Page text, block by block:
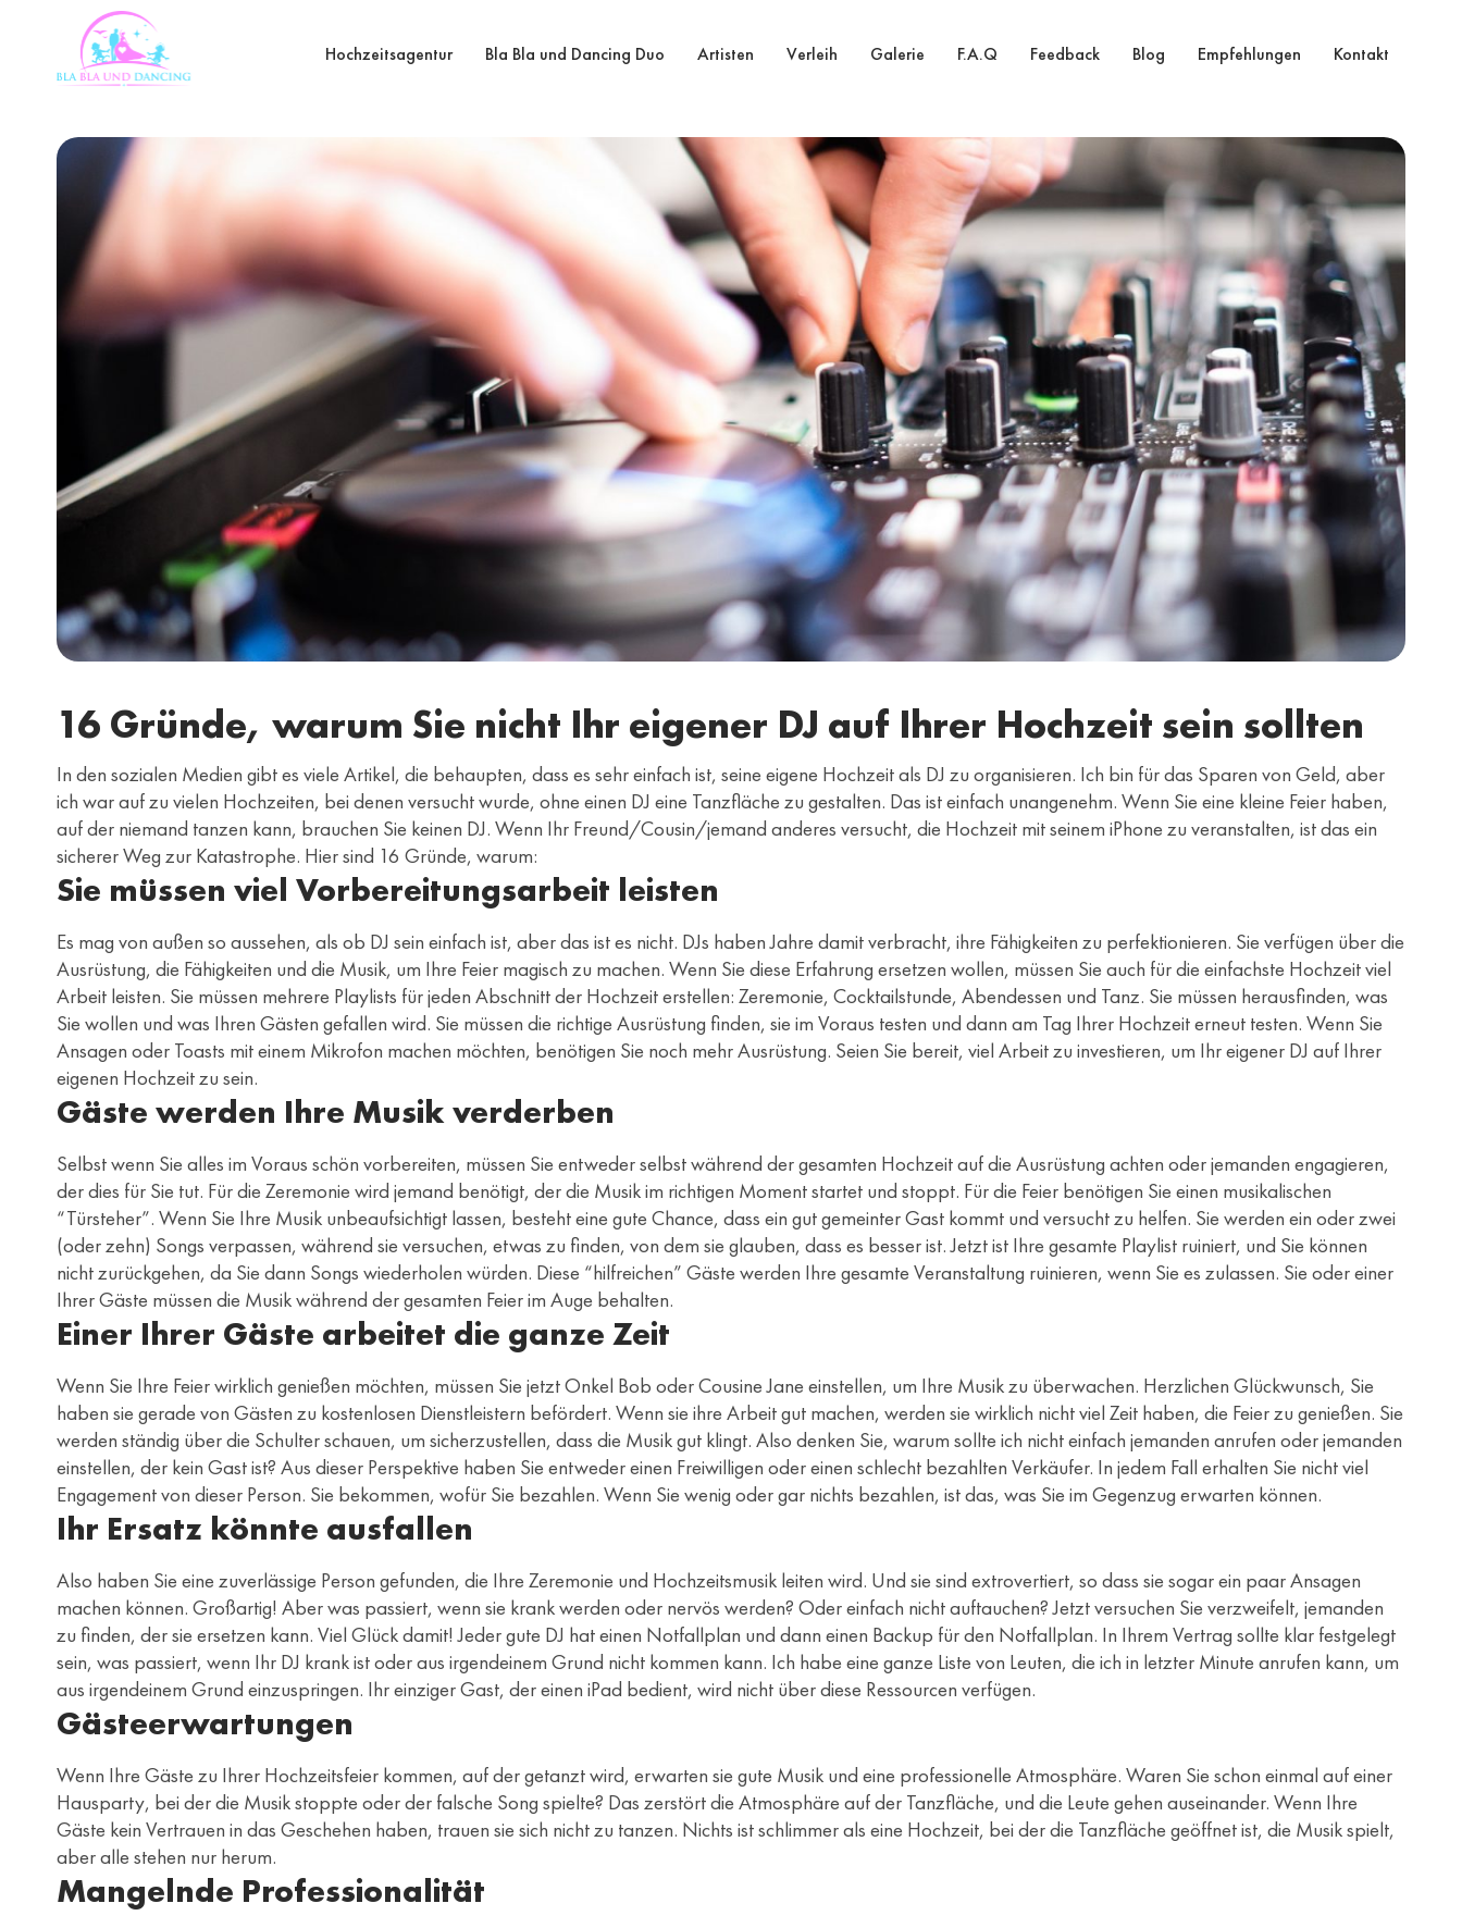
Hochzeitsagentur Bla Bla und Dancing Duo Artisten Verleih Galerie F.A.Q Feedback Blog Empfehlungen Kontakt
16 Gründe, warum Sie nicht Ihr eigener DJ auf Ihrer Hochzeit sein sollten
In den sozialen Medien gibt es viele Artikel, die behaupten, dass es sehr einfach ist, seine eigene Hochzeit als DJ zu organisieren. Ich bin für das Sparen von Geld, aber
ich war auf zu vielen Hochzeiten, bei denen versucht wurde, ohne einen DJ eine Tanzfläche zu gestalten. Das ist einfach unangenehm. Wenn Sie eine kleine Feier haben,
auf der niemand tanzen kann, brauchen Sie keinen DJ. Wenn Ihr Freund/Cousin/jemand anderes versucht, die Hochzeit mit seinem iPhone zu veranstalten, ist das ein
sicherer Weg zur Katastrophe. Hier sind 16 Gründe, warum:
Sie müssen viel Vorbereitungsarbeit leisten
Es mag von außen so aussehen, als ob DJ sein einfach ist, aber das ist es nicht. DJs haben Jahre damit verbracht, ihre Fähigkeiten zu perfektionieren. Sie verfügen über die
Ausrüstung, die Fähigkeiten und die Musik, um Ihre Feier magisch zu machen. Wenn Sie diese Erfahrung ersetzen wollen, müssen Sie auch für die einfachste Hochzeit viel
Arbeit leisten. Sie müssen mehrere Playlists für jeden Abschnitt der Hochzeit erstellen: Zeremonie, Cocktailstunde, Abendessen und Tanz. Sie müssen herausfinden, was
Sie wollen und was Ihren Gästen gefallen wird. Sie müssen die richtige Ausrüstung finden, sie im Voraus testen und dann am Tag Ihrer Hochzeit erneut testen. Wenn Sie
Ansagen oder Toasts mit einem Mikrofon machen möchten, benötigen Sie noch mehr Ausrüstung. Seien Sie bereit, viel Arbeit zu investieren, um Ihr eigener DJ auf Ihrer
eigenen Hochzeit zu sein.
Gäste werden Ihre Musik verderben
Selbst wenn Sie alles im Voraus schön vorbereiten, müssen Sie entweder selbst während der gesamten Hochzeit auf die Ausrüstung achten oder jemanden engagieren,
der dies für Sie tut. Für die Zeremonie wird jemand benötigt, der die Musik im richtigen Moment startet und stoppt. Für die Feier benötigen Sie einen musikalischen
“Türsteher”. Wenn Sie Ihre Musik unbeaufsichtigt lassen, besteht eine gute Chance, dass ein gut gemeinter Gast kommt und versucht zu helfen. Sie werden ein oder zwei
(oder zehn) Songs verpassen, während sie versuchen, etwas zu finden, von dem sie glauben, dass es besser ist. Jetzt ist Ihre gesamte Playlist ruiniert, und Sie können
nicht zurückgehen, da Sie dann Songs wiederholen würden. Diese “hilfreichen” Gäste werden Ihre gesamte Veranstaltung ruinieren, wenn Sie es zulassen. Sie oder einer
Ihrer Gäste müssen die Musik während der gesamten Feier im Auge behalten.
Einer Ihrer Gäste arbeitet die ganze Zeit
Wenn Sie Ihre Feier wirklich genießen möchten, müssen Sie jetzt Onkel Bob oder Cousine Jane einstellen, um Ihre Musik zu überwachen. Herzlichen Glückwunsch, Sie
haben sie gerade von Gästen zu kostenlosen Dienstleistern befördert. Wenn sie ihre Arbeit gut machen, werden sie wirklich nicht viel Zeit haben, die Feier zu genießen. Sie
werden ständig über die Schulter schauen, um sicherzustellen, dass die Musik gut klingt. Also denken Sie, warum sollte ich nicht einfach jemanden anrufen oder jemanden
einstellen, der kein Gast ist? Aus dieser Perspektive haben Sie entweder einen Freiwilligen oder einen schlecht bezahlten Verkäufer. In jedem Fall erhalten Sie nicht viel
Engagement von dieser Person. Sie bekommen, wofür Sie bezahlen. Wenn Sie wenig oder gar nichts bezahlen, ist das, was Sie im Gegenzug erwarten können.
Ihr Ersatz könnte ausfallen
Also haben Sie eine zuverlässige Person gefunden, die Ihre Zeremonie und Hochzeitsmusik leiten wird. Und sie sind extrovertiert, so dass sie sogar ein paar Ansagen
machen können. Großartig! Aber was passiert, wenn sie krank werden oder nervös werden? Oder einfach nicht auftauchen? Jetzt versuchen Sie verzweifelt, jemanden
zu finden, der sie ersetzen kann. Viel Glück damit! Jeder gute DJ hat einen Notfallplan und dann einen Backup für den Notfallplan. In Ihrem Vertrag sollte klar festgelegt
sein, was passiert, wenn Ihr DJ krank ist oder aus irgendeinem Grund nicht kommen kann. Ich habe eine ganze Liste von Leuten, die ich in letzter Minute anrufen kann, um
aus irgendeinem Grund einzuspringen. Ihr einziger Gast, der einen iPad bedient, wird nicht über diese Ressourcen verfügen.
Gästeerwartungen
Wenn Ihre Gäste zu Ihrer Hochzeitsfeier kommen, auf der getanzt wird, erwarten sie gute Musik und eine professionelle Atmosphäre. Waren Sie schon einmal auf einer
Hausparty, bei der die Musik stoppte oder der falsche Song spielte? Das zerstört die Atmosphäre auf der Tanzfläche, und die Leute gehen auseinander. Wenn Ihre
Gäste kein Vertrauen in das Geschehen haben, trauen sie sich nicht zu tanzen. Nichts ist schlimmer als eine Hochzeit, bei der die Tanzfläche geöffnet ist, die Musik spielt,
aber alle stehen nur herum.
Mangelnde Professionalität